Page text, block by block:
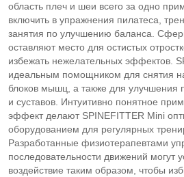
область плеч и шеи всего за одно
включить в упражнения пилатеса,
занятия по улучшению баланса.
оставляют место для остистых
избежать нежелательных эффектов.
идеальным помощником для снятия
блоков мышц, а также для улучшения
и суставов. Интуитивно понятное
эффект делают SPINEFITTER Mini
оборудованием для регулярных
Разработанные физиотерапевтами
последовательности движений могут
воздействие таким образом, чтобы